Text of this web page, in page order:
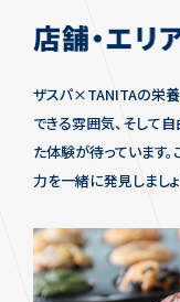
ザスパ×TANITAの栄養
できる雰囲気、そして
た体験が待っています
力を一緒に発見しましょ